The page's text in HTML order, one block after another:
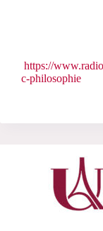
https://
c-philosophie